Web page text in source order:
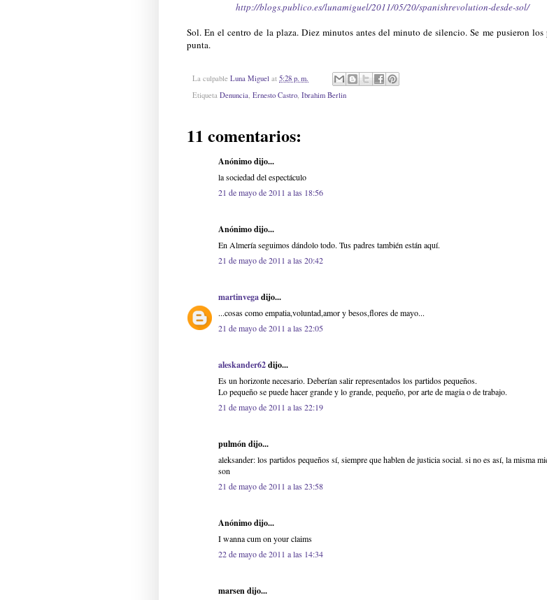
http://blogs.publico.es/lunamiguel/2011/05/20/spanishrevolution-desde-sol/
Sol. En el centro de la plaza. Diez minutos antes del minuto de silencio. Se me pusieron los
punta.
La culpable Luna Miguel at 5:28 p. m.
Etiqueta Denuncia, Ernesto Castro, Ibrahim Berlin
11 comentarios:
Anónimo dijo...
la sociedad del espectáculo
21 de mayo de 2011 a las 18:56
Anónimo dijo...
En Almería seguimos dándolo todo. Tus padres también están aquí.
21 de mayo de 2011 a las 20:42
martinvegadijo...
...cosas como empatia,voluntad,amor y besos,flores de mayo...
21 de mayo de 2011 a las 22:05
aleskander62dijo...
Es un horizonte necesario. Deberían salir representados los partidos pequeños.
Lo pequeño se puede hacer grande y lo grande, pequeño, por arte de magia o de trabajo.
21 de mayo de 2011 a las 22:19
pulmón dijo...
aleksander: los partidos pequeños sí, siempre que hablen de justicia social. si no es así, la misma
son
21 de mayo de 2011 a las 23:58
Anónimo dijo...
I wanna cum on your claims
22 de mayo de 2011 a las 14:34
marsen dijo...